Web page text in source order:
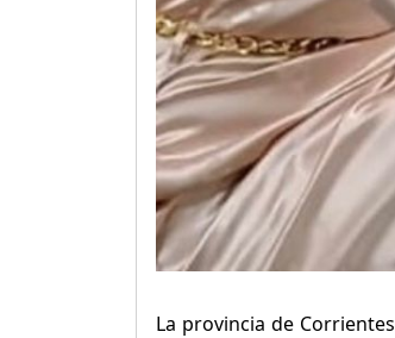
La provincia de